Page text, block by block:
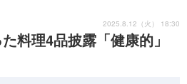
料理4品披露「健康的」
2025.8.12（火） 18:30